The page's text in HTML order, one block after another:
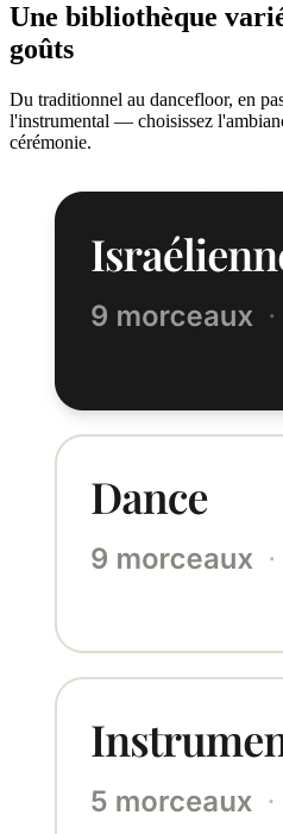
Une bibliothèque
goûts
Du traditionnel au dancefloor, en
l'instrumental — choisissez
cérémonie.